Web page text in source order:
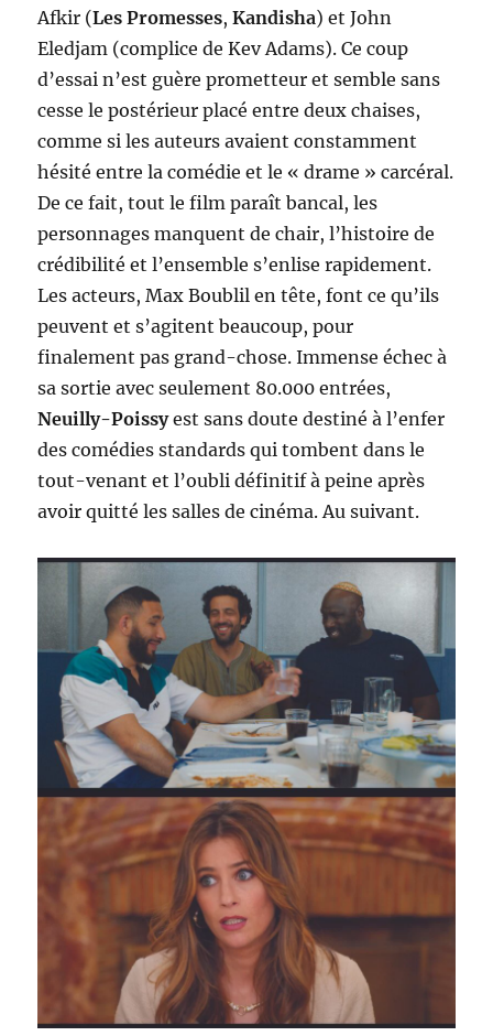
Afkir (Les Promesses,Kandisha) et John
Eledjam (complice de Kev Adams). Ce coup
d’essai n’est guère prometteur et semble sans
cesse le postérieur placé entre deux chaises,
comme si les auteurs avaient constamment
hésité entre la comédie et le « drame » carcéral.
De ce fait, tout le film paraît bancal, les
personnages manquent de chair, l’histoire de
crédibilité et l’ensemble s’enlise rapidement.
Les acteurs, Max Boublil en tête, font ce qu’ils
peuvent et s’agitent beaucoup, pour
finalement pas grand-chose. Immense échec à
sa sortie avec seulement 80.000 entrées,
Neuilly-Poissyest sans doute destiné à l’enfer
des comédies standards qui tombent dans le
tout-venant et l’oubli définitif à peine après
avoir quitté les salles de cinéma. Au suivant.